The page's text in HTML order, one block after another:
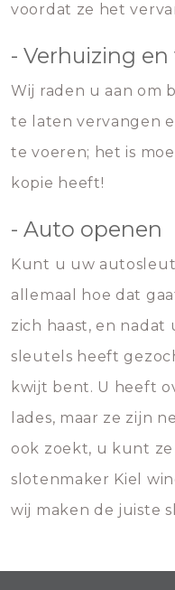
voordat ze het
- Verhuizing
Wij raden u aan om
te laten vervangen
te voeren; het is
kopie heeft!
- Auto openen
Kunt u uw
allemaal hoe dat
zich haast, en nadat
sleutels heeft
kwijt bent. U heeft
lades, maar ze zijn
ook zoekt, u kunt ze
slotenmaker Kiel
wij maken de juiste